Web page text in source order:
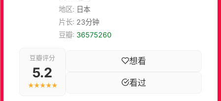
地区: 日本
片长: 23分钟
豆瓣: 36575260
豆瓣评分
5.2
★★★★★
想看
看过